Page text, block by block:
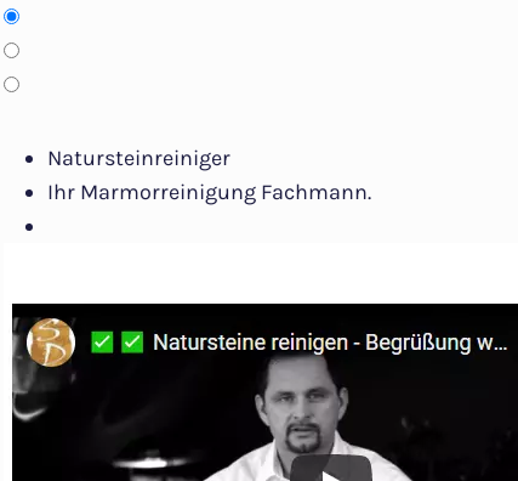
Natursteinreiniger
Ihr Marmorreinigung Fachmann.